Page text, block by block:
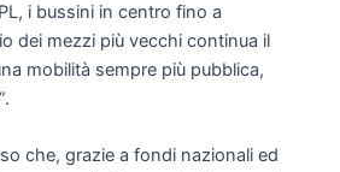
i bussini in centro fino a
dei mezzi più vecchi continua il
mobilità sempre più pubblica,
che, grazie a fondi nazionali ed